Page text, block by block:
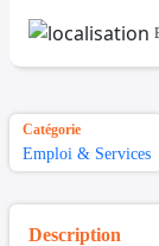
Catégorie
Emploi & Services
Description